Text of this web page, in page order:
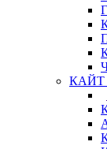
КАЙТ